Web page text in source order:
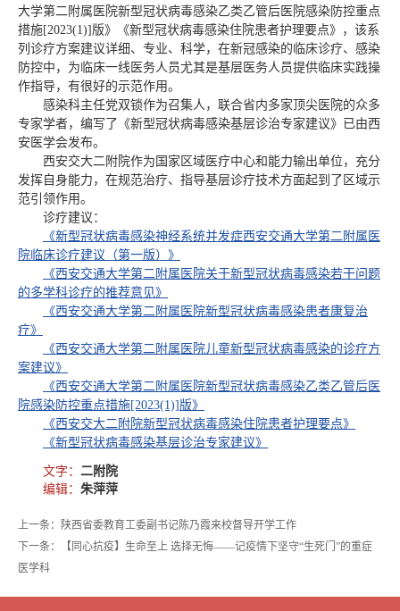
大学第二附属医院新型冠状病毒感染乙类乙管后医院感染防控重点
措施[2023(1)]版》
《新型冠状病毒感染住院患者护理要点》，该系
列诊疗方案建议详细、专业、科学，在新冠感染的临床诊疗、感染
防控中，为临床一线医务人员尤其是基层医务人员提供临床实践操
作指导，有很好的示范作用。
感染科主任党双锁作为召集人，联合省内多家顶尖医院的众多
专家学者，编写了《新型冠状病毒感染基层诊治专家建议》已由西
安医学会发布。
西安交大二附院作为国家区域医疗中心和能力输出单位，充分
发挥自身能力，在规范治疗、指导基层诊疗技术方面起到了区域示
范引领作用。
诊疗建议：
《新型冠状病毒感染神经系统并发症西安交通大学第二附属医
院临床诊疗建议（第一版）》
《西安交通大学第二附属医院关于新型冠状病毒感染若干问题
的多学科诊疗的推荐意见》
《西安交通大学第二附属医院新型冠状病毒感染患者康复治
疗》
《西安交通大学第二附属医院儿童新型冠状病毒感染的诊疗方
案建议》
《西安交通大学第二附属医院新型冠状病毒感染乙类乙管后医
院感染防控重点措施[2023(1)]版》
《西安交大二附院新型冠状病毒感染住院患者护理要点》
《新型冠状病毒感染基层诊治专家建议》
文字： 二附院
编辑： 朱萍萍
上一条：陕西省委教育工委副书记陈乃霞来校督导开学工作
下一条：【同心抗疫】生命至上 选择无悔——记疫情下坚守“生死门”的重症
医学科